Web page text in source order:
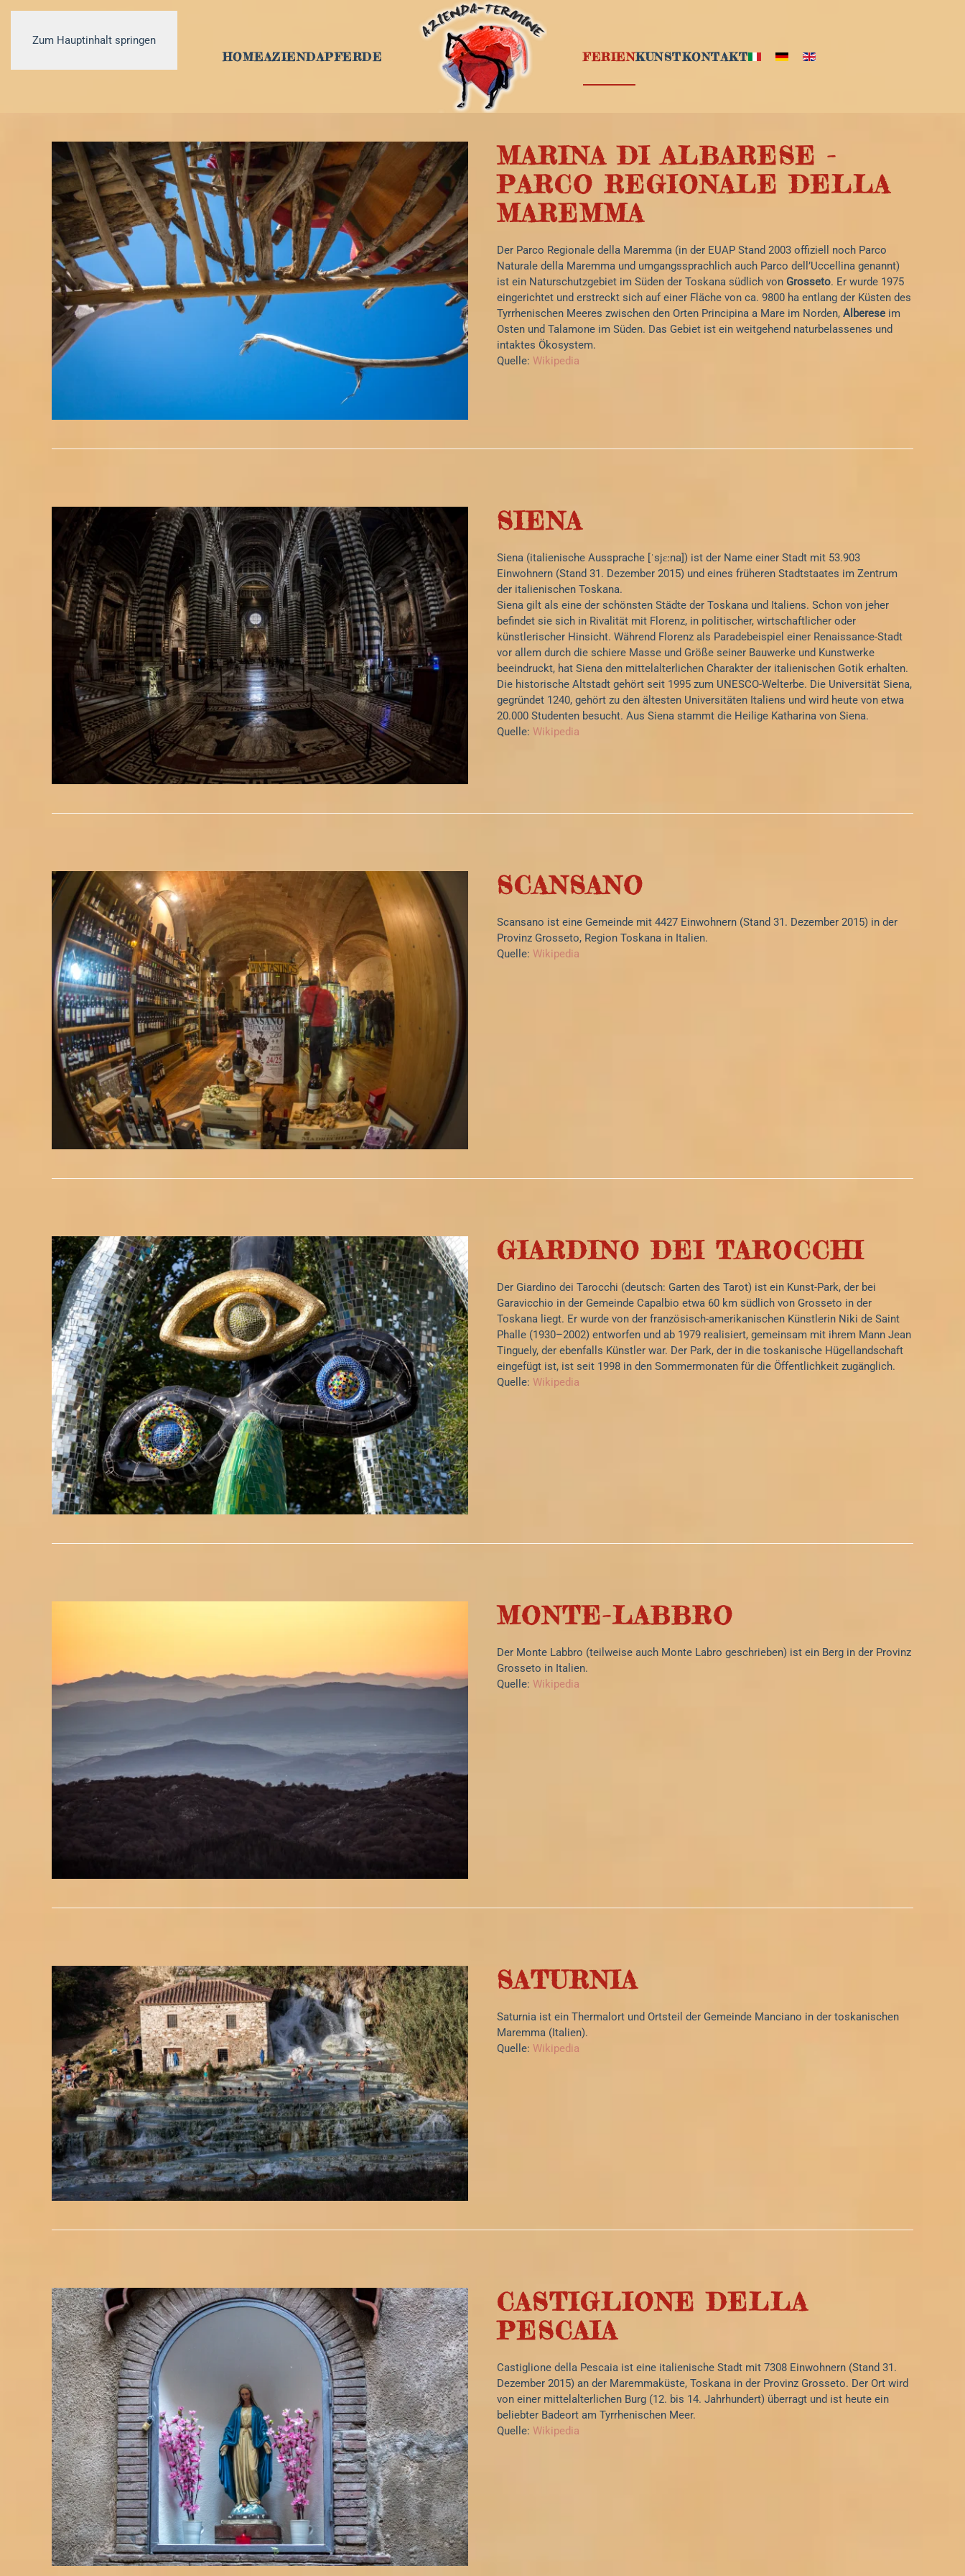
Zum Hauptinhalt springen
HOMEAZIENDAPFERDE FERIENKUNSTKONTAKT
MARINA DI ALBARESE -
PARCO REGIONALE DELLA
MAREMMA
Der Parco Regionale della Maremma (in der EUAP Stand 2003 offiziell noch Parco
Naturale della Maremma und umgangssprachlich auch Parco dell’Uccellina genannt)
ist ein Naturschutzgebiet im Süden der Toskana südlich von Grosseto. Er wurde 1975
eingerichtet und erstreckt sich auf einer Fläche von ca. 9800 ha entlang der Küsten des
Tyrrhenischen Meeres zwischen den Orten Principina a Mare im Norden, Alberese im
Osten und Talamone im Süden. Das Gebiet ist ein weitgehend naturbelassenes und
intaktes Ökosystem.
Quelle: Wikipedia
SIENA
Siena (italienische Aussprache [ˈsjɛːna]) ist der Name einer Stadt mit 53.903
Einwohnern (Stand 31. Dezember 2015) und eines früheren Stadtstaates im Zentrum
der italienischen Toskana.
Siena gilt als eine der schönsten Städte der Toskana und Italiens. Schon von jeher
befindet sie sich in Rivalität mit Florenz, in politischer, wirtschaftlicher oder
künstlerischer Hinsicht. Während Florenz als Paradebeispiel einer Renaissance-Stadt
vor allem durch die schiere Masse und Größe seiner Bauwerke und Kunstwerke
beeindruckt, hat Siena den mittelalterlichen Charakter der italienischen Gotik erhalten.
Die historische Altstadt gehört seit 1995 zum UNESCO-Welterbe. Die Universität Siena,
gegründet 1240, gehört zu den ältesten Universitäten Italiens und wird heute von etwa
20.000 Studenten besucht. Aus Siena stammt die Heilige Katharina von Siena.
Quelle: Wikipedia
SCANSANO
Scansano ist eine Gemeinde mit 4427 Einwohnern (Stand 31. Dezember 2015) in der
Provinz Grosseto, Region Toskana in Italien.
Quelle: Wikipedia
GIARDINO DEI TAROCCHI
Der Giardino dei Tarocchi (deutsch: Garten des Tarot) ist ein Kunst-Park, der bei
Garavicchio in der Gemeinde Capalbio etwa 60 km südlich von Grosseto in der
Toskana liegt. Er wurde von der französisch-amerikanischen Künstlerin Niki de Saint
Phalle (1930–2002) entworfen und ab 1979 realisiert, gemeinsam mit ihrem Mann Jean
Tinguely, der ebenfalls Künstler war. Der Park, der in die toskanische Hügellandschaft
eingefügt ist, ist seit 1998 in den Sommermonaten für die Öffentlichkeit zugänglich.
Quelle: Wikipedia
MONTE-LABBRO
Der Monte Labbro (teilweise auch Monte Labro geschrieben) ist ein Berg in der Provinz
Grosseto in Italien.
Quelle: Wikipedia
SATURNIA
Saturnia ist ein Thermalort und Ortsteil der Gemeinde Manciano in der toskanischen
Maremma (Italien).
Quelle: Wikipedia
CASTIGLIONE DELLA
PESCAIA
Castiglione della Pescaia ist eine italienische Stadt mit 7308 Einwohnern (Stand 31.
Dezember 2015) an der Maremmaküste, Toskana in der Provinz Grosseto. Der Ort wird
von einer mittelalterlichen Burg (12. bis 14. Jahrhundert) überragt und ist heute ein
beliebter Badeort am Tyrrhenischen Meer.
Quelle: Wikipedia